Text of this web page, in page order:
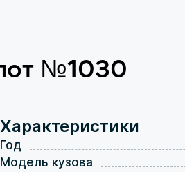
№1030
Характеристики
Год
Модель кузова